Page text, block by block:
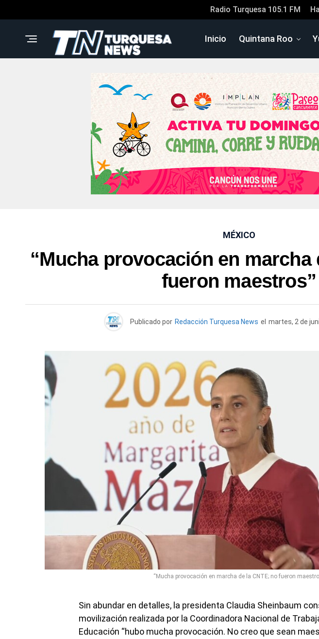
Radio Turquesa 105.1 FM
Inicio Quintana Roo
MÉXICO
“Mucha provocación en marcha
fueron maestros”
Publicado por Redacción Turquesa News el martes, 2 de
“Mucha provocación en marcha de la CNTE; no fueron
Sin abundar en detalles, la presidenta Claudia Sheinbaum
movilización realizada por la Coordinadora Nacional de
Educación “hubo mucha provocación. No creo que sean